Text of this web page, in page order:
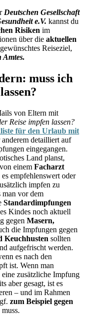
Deutschen Gesellschaft
e.V. kannst du
Risiken im
über die aktuellen
Reiseziel,
Amtes.
muss ich
von Eltern mit
Reise impfen lassen?
für den Urlaub mit
detailliert auf
eingegangen.
Land planst,
einem Facharzt
es empfehlenswert oder
impfen zu
man vor dem
Standardimpfungen
Kindes noch aktuell
gegen Masern,
die Impfungen gegen
Keuchhusten sollten
aufgefrischt werden.
es nach den
ist. Wenn man
zusätzliche Impfung
aber gesagt, ist es
– und im Rahmen
zum Beispiel gegen